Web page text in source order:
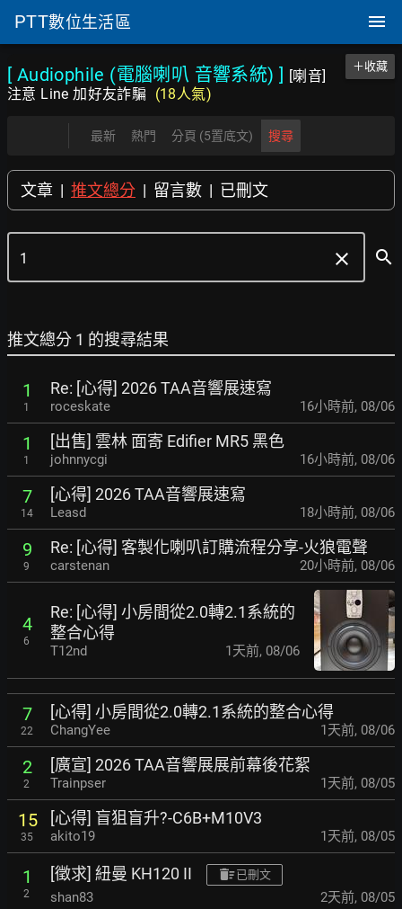
PTT數位生活區
[ Audiophile (電腦喇叭 音響系統) ]
[喇音]
注意 Line 加好友詐騙
(18人氣)
＋收藏
最新 熱門 分頁 (5置底文) 搜尋
文章 | 推文總分 | 留言數 | 已刪文
clear search
推文總分 1 的搜尋結果
1
1
Re: [心得] 2026 TAA音響展速寫
roceskate 16小時前, 08/06
1
1
[出售] 雲林 面寄 Edifier MR5 黑色
johnnycgi 16小時前, 08/06
7
14
[心得] 2026 TAA音響展速寫
Leasd 18小時前, 08/06
9
9
Re: [心得] 客製化喇叭訂購流程分享-火狼電聲
carstenan 20小時前, 08/06
4
6
Re: [心得] 小房間從2.0轉2.1系統的
整合心得
T12nd 1天前, 08/06
7
22
[心得] 小房間從2.0轉2.1系統的整合心得
ChangYee 1天前, 08/06
2
2
[廣宣] 2026 TAA音響展展前幕後花絮
Trainpser 1天前, 08/05
15
35
[心得] 盲狙盲升?-C6B+M10V3
akito19 1天前, 08/05
1
2
[徵求] 紐曼 KH120 II 已刪文
shan83 2天前, 08/05